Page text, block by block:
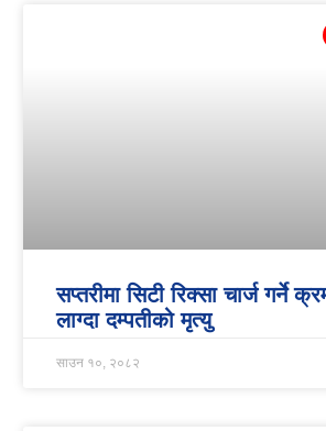
सप्तरीमा सिटी रिक्सा चार्ज गर्ने
लाग्दा दम्पतीको मृत्यु
साउन १०, २०८२